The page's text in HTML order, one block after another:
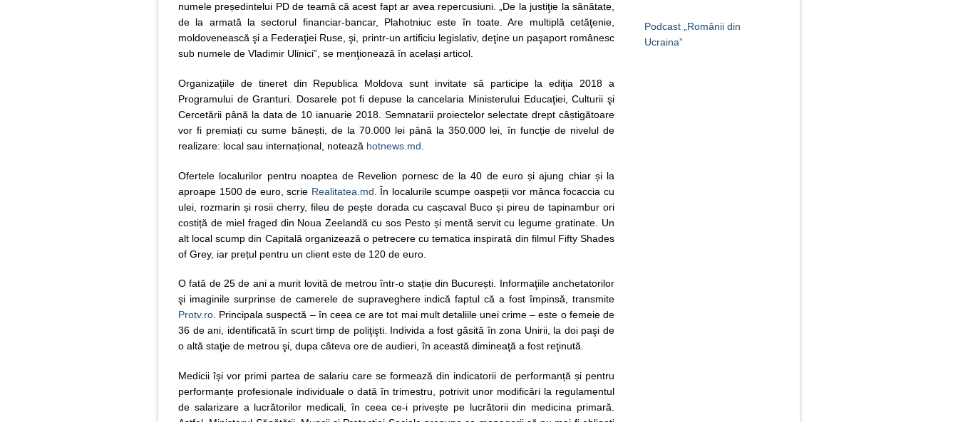
numele președintelui PD de teamă că acest fapt ar avea repercusiuni. „De la justiţie la sănătate,
de la armată la sectorul financiar-bancar, Plahotniuc este în toate. Are multiplă cetăţenie,
moldovenească şi a Federaţiei Ruse, şi, printr-un artificiu legislativ, deţine un paşaport românesc
sub numele de Vladimir Ulinici”, se menţionează în același articol.
Organizațiile de tineret din Republica Moldova sunt invitate să participe la ediţia 2018 a
Programului de Granturi. Dosarele pot fi depuse la cancelaria Ministerului Educaţiei, Culturii şi
Cercetării până la data de 10 ianuarie 2018. Semnatarii proiectelor selectate drept câștigătoare
vor fi premiați cu sume bănești, de la 70.000 lei până la 350.000 lei, în funcție de nivelul de
realizare: local sau internațional, notează hotnews.md
Ofertele localurilor pentru noaptea de Revelion pornesc de la 40 de euro și ajung chiar și la
aproape 1500 de euro, scrie Realitatea.md . În localurile scumpe oaspeții vor mânca focaccia cu
ulei, rozmarin și rosii cherry, fileu de pește dorada cu cașcaval Buco și pireu de tapinambur ori
costiță de miel fraged din Noua Zeelandă cu sos Pesto și mentă servit cu legume gratinate. Un
alt local scump din Capitală organizează o petrecere cu tematica inspirată din filmul Fifty Shades
of Grey, iar prețul pentru un client este de 120 de euro.
O fată de 25 de ani a murit lovită de metrou într-o stație din București. Informaţiile anchetatorilor
şi imaginile surprinse de camerele de supraveghere indică faptul că a fost împinsă, transmite
Protv.ro. Principala suspectă – în ceea ce are tot mai mult detaliile unei crime – este o femeie de
36 de ani, identificată în scurt timp de poliţişti. Individa a fost găsită în zona Unirii, la doi paşi de
o altă staţie de metrou şi, dupa câteva ore de audieri, în această dimineaţă a fost reţinută.
Medicii își vor primi partea de salariu care se formează din indicatorii de performanță și pentru
performanțe profesionale individuale o dată în trimestru, potrivit unor modificări la regulamentul
de salarizare a lucrătorilor medicali, în ceea ce-i privește pe lucrătorii din medicina primară.
Podcast „Românii din
Ucraina”